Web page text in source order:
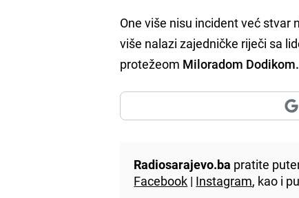
One više nisu incident već stvar
više nalazi zajedničke riječi sa
protežeom Miloradom Dodikom.
Radiosarajevo.ba pratite
Facebook | Instagram, kao i